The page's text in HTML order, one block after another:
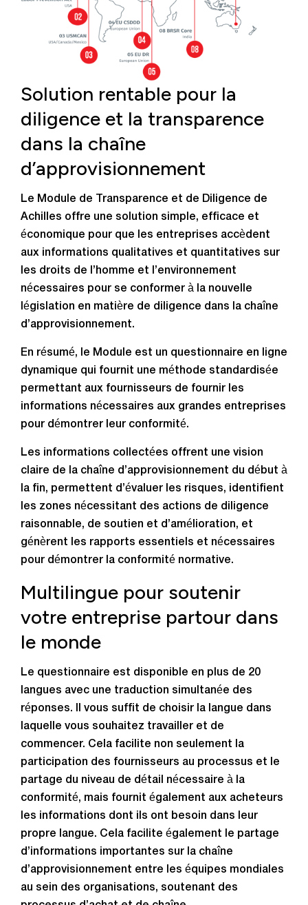
Solution rentable pour la
diligence et la transparence
dans la chaîne
d’approvisionnement
Le Module de Transparence et de Diligence de
Achilles offre une solution simple, efficace et
économique pour que les entreprises accèdent
aux informations qualitatives et quantitatives sur
les droits de l’homme et l’environnement
nécessaires pour se conformer à la nouvelle
législation en matière de diligence dans la chaîne
d’approvisionnement.
En résumé, le Module est un questionnaire en ligne
dynamique qui fournit une méthode standardisée
permettant aux fournisseurs de fournir les
informations nécessaires aux grandes entreprises
pour démontrer leur conformité.
Les informations collectées offrent une vision
claire de la chaîne d’approvisionnement du début à
la fin, permettent d’évaluer les risques, identifient
les zones nécessitant des actions de diligence
raisonnable, de soutien et d’amélioration, et
génèrent les rapports essentiels et nécessaires
pour démontrer la conformité normative.
Multilingue pour soutenir
votre entreprise partour dans
le monde
Le questionnaire est disponible en plus de 20
langues avec une traduction simultanée des
réponses. Il vous suffit de choisir la langue dans
laquelle vous souhaitez travailler et de
commencer. Cela facilite non seulement la
participation des fournisseurs au processus et le
partage du niveau de détail nécessaire à la
conformité, mais fournit également aux acheteurs
les informations dont ils ont besoin dans leur
propre langue. Cela facilite également le partage
d’informations importantes sur la chaîne
d’approvisionnement entre les équipes mondiales
au sein des organisations, soutenant des